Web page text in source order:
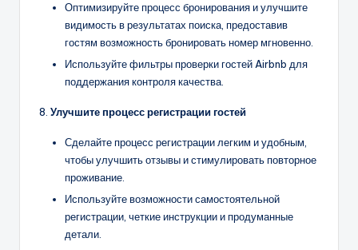
Оптимизируйте процесс бронирования и улучшите
видимость в результатах поиска, предоставив
гостям возможность бронировать номер мгновенно.
Используйте фильтры проверки гостей Airbnb для
поддержания контроля качества.
8. Улучшите процесс регистрации гостей
Сделайте процесс регистрации легким и удобным,
чтобы улучшить отзывы и стимулировать повторное
проживание.
Используйте возможности самостоятельной
регистрации, четкие инструкции и продуманные
детали.